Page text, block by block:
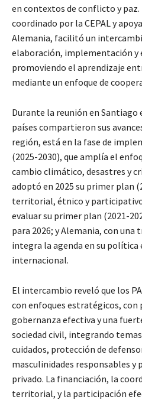
en contextos de conflicto y paz.
coordinado por la CEPAL y
Alemania, facilitó un
elaboración, implementación y
promoviendo el aprendizaje
mediante un enfoque de
Durante la reunión en Santiago
países compartieron sus
región, está en la fase de
(2025-2030), que amplía el
cambio climático, desastres y
adoptó en 2025 su primer plan
territorial, étnico y
evaluar su primer plan (2021-
para 2026; y Alemania, con
integra la agenda en su
internacional.
El intercambio reveló que los
con enfoques estratégicos, con
gobernanza efectiva y una
sociedad civil, integrando
cuidados, protección de
masculinidades responsables
privado. La financiación, la
territorial, y la participación